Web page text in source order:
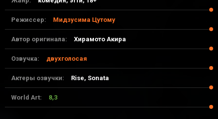
Режиссер: Мидзусима Цутому
Автор оригинала: Хирамото Акира
Озвучка: двухголосая
Актеры озвучки: Rise, Sonata
World Art:
8,3